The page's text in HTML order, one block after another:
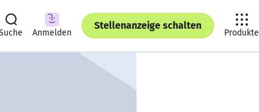
Anmelden
Stellenanzeige schalten
Produkte